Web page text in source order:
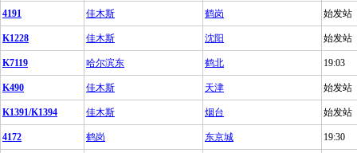
4191 佳木斯 鹤岗 始发站
K1228 佳木斯 沈阳 始发站
K7119 哈尔滨东 鹤北 19:03
K490 佳木斯 天津 始发站
K1391/K1394 佳木斯 烟台 始发站
4172 鹤岗 东京城 19:30